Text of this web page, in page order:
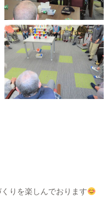
りを楽しんでおります